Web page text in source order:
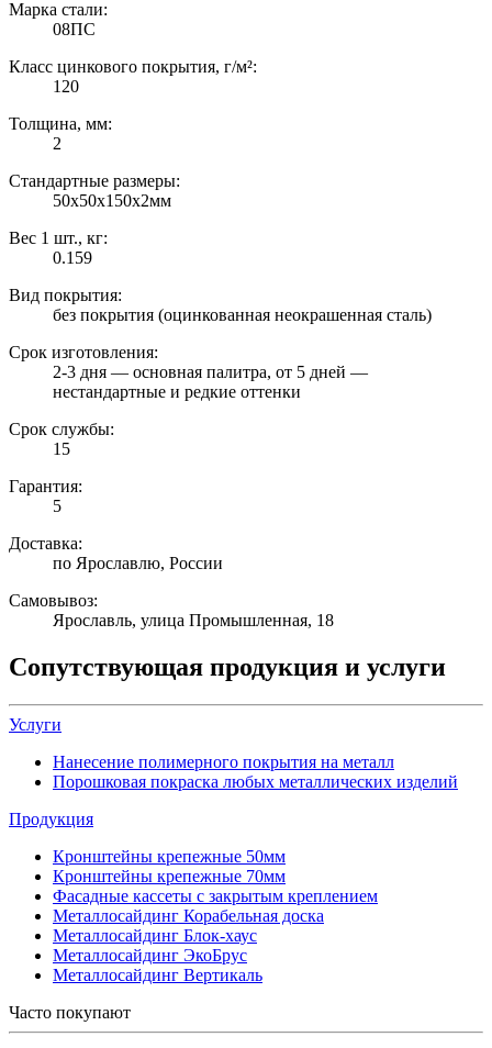
Марка стали:
08ПС
Класс цинкового покрытия, г/м²:
120
Толщина, мм:
2
Стандартные размеры:
50х50х150х2мм
Вес 1 шт., кг:
0.159
Вид покрытия:
без покрытия (оцинкованная неокрашенная сталь)
Срок изготовления:
2-3 дня — основная палитра, от 5 дней —
нестандартные и редкие оттенки
Срок службы:
15
Гарантия:
5
Доставка:
по Ярославлю, России
Самовывоз:
Ярославль, улица Промышленная, 18
Сопутствующая продукция и услуги
Услуги
Нанесение полимерного покрытия на металл
Порошковая покраска любых металлических изделий
Продукция
Кронштейны крепежные 50мм
Кронштейны крепежные 70мм
Фасадные кассеты с закрытым креплением
Металлосайдинг Корабельная доска
Металлосайдинг Блок-хаус
Металлосайдинг ЭкоБрус
Металлосайдинг Вертикаль
Часто покупают